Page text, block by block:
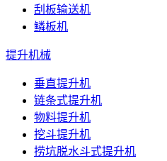
刮板输送机
鳞板机
提升机械
垂直提升机
链条式提升机
物料提升机
挖斗提升机
捞坑脱水斗式提升机